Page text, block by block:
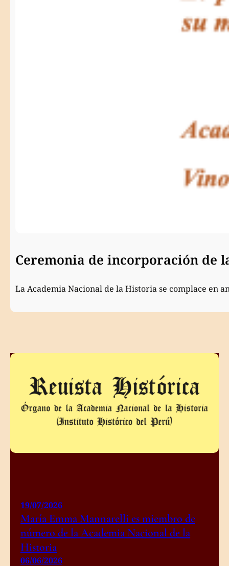
Ceremonia de incorporación de
La Academia Nacional de la Historia se complace en
19/07/2026
María Emma Mannarelli es miembro de
número de la Academia Nacional de la
Historia
06/06/2026